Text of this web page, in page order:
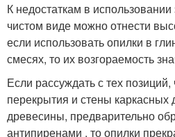
К недостаткам в использовании
чистом виде можно отнести
если использовать опилки в
смесях, то их возгораемость
Если рассуждать с тех
перекрытия и стены
древесины, предварительно
антипиренами , то опилки